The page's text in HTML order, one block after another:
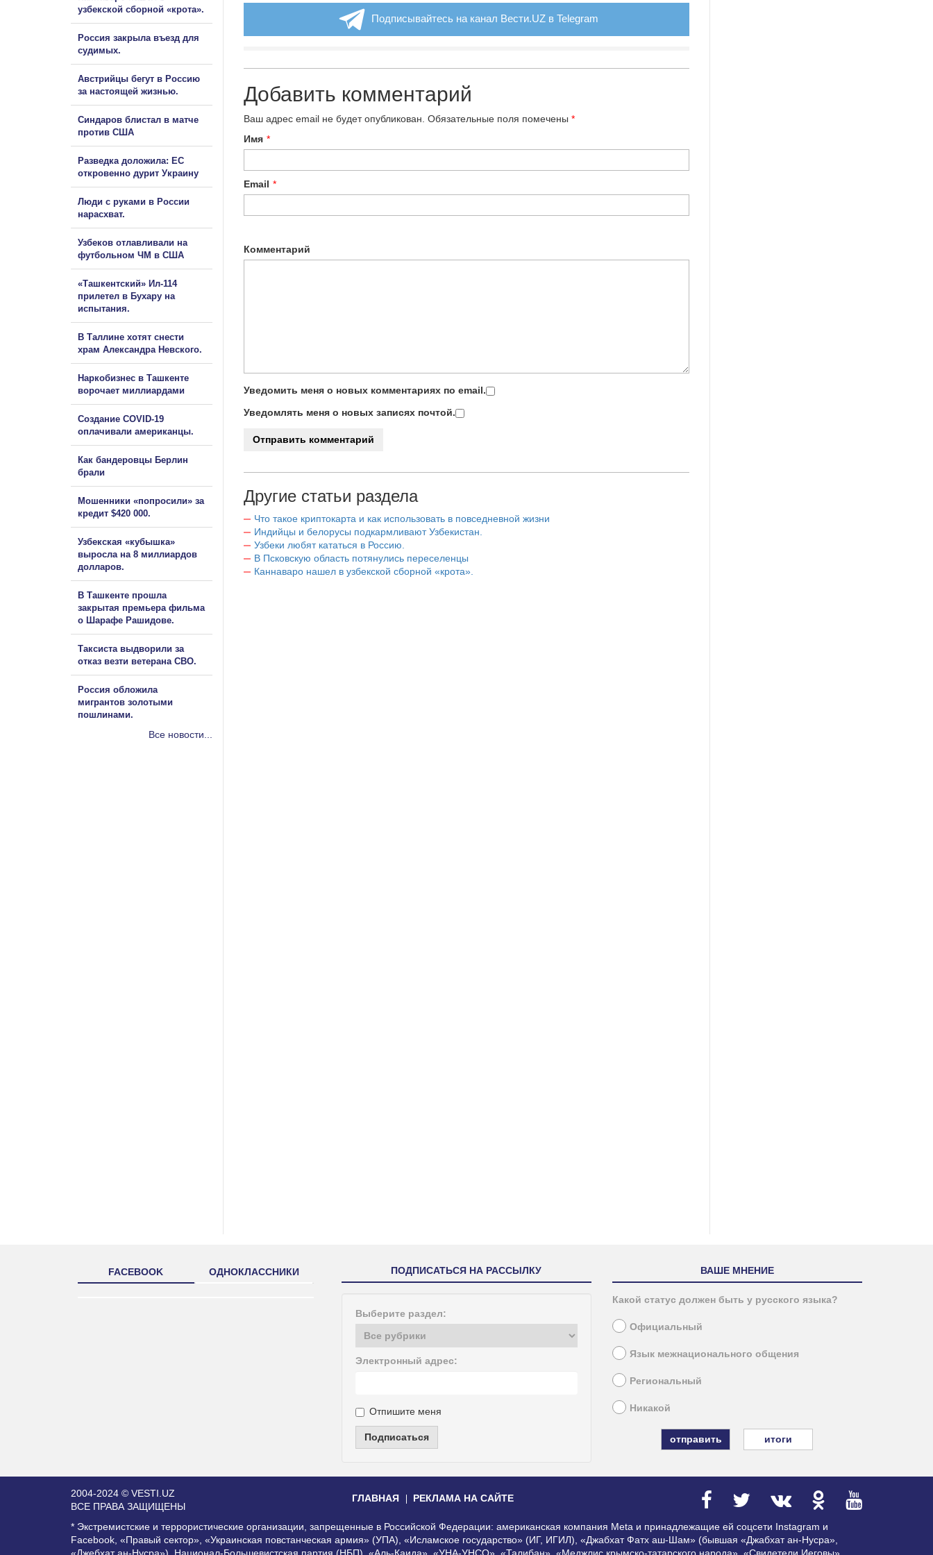
Подписывайтесь на канал Вести.UZ в Telegram
Добавить комментарий
Ваш адрес email не будет опубликован. Обязательные поля помечены *
Имя *
Email *
Комментарий
Уведомить меня о новых комментариях по email.
Уведомлять меня о новых записях почтой.
Другие статьи раздела
Что такое криптокарта и как использовать в повседневной жизни
Индийцы и белорусы подкармливают Узбекистан.
Узбеки любят кататься в Россию.
В Псковскую область потянулись переселенцы
Каннаваро нашел в узбекской сборной «крота».
узбекской сборной «крота».
Россия закрыла въезд для
судимых.
Австрийцы бегут в Россию
за настоящей жизнью.
Синдаров блистал в матче
против США
Разведка доложила: ЕС
откровенно дурит Украину
Люди с руками в России
нарасхват.
Узбеков отлавливали на
футбольном ЧМ в США
«Ташкентский» Ил-114
прилетел в Бухару на
испытания.
В Таллине хотят снести
храм Александра Невского.
Наркобизнес в Ташкенте
ворочает миллиардами
Создание COVID-19
оплачивали американцы.
Как бандеровцы Берлин
брали
Мошенники «попросили» за
кредит $420 000.
Узбекская «кубышка»
выросла на 8 миллиардов
долларов.
В Ташкенте прошла
закрытая премьера фильма
о Шарафе Рашидове.
Таксиста выдворили за
отказ везти ветерана СВО.
Россия обложила
мигрантов золотыми
пошлинами.
Все новости...
FACEBOOK ОДНОКЛАССНИКИ ПОДПИСАТЬСЯ НА РАССЫЛКУ
Выберите раздел:
Электронный адрес:
Отпишите меня
Подписаться
ВАШЕ МНЕНИЕ
Какой статус должен быть у русского языка?
Официальный
Язык межнационального общения
Региональный
Никакой
итоги
2004-2024 © VESTI.UZ
ВСЕ ПРАВА ЗАЩИЩЕНЫ
ГЛАВНАЯ РЕКЛАМА НА САЙТЕ
* Экстремистские и террористические организации, запрещенные в Российской Федерации: американская компания Meta и принадлежащие ей соцсети Instagram и
Facebook, «Правый сектор», «Украинская повстанческая армия» (УПА), «Исламское государство» (ИГ, ИГИЛ), «Джабхат Фатх аш-Шам» (бывшая «Джабхат ан-Нусра»,
«Джебхат ан-Нусра»), Национал-Большевистская партия (НБП), «Аль-Каида», «УНА-УНСО», «Талибан», «Меджлис крымско-татарского народа», «Свидетели Иеговы»,